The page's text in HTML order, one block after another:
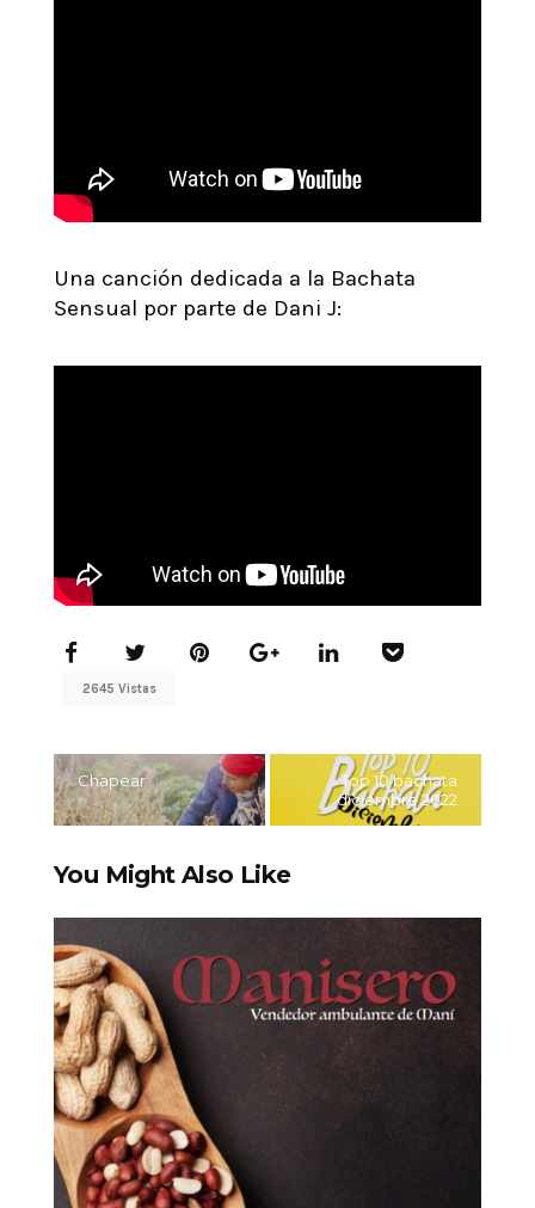
Una canción dedicada a la Bachata
Sensual por parte de Dani J:
2645 Vistas
Chapear
Top 10 bachata
diciembre 2022
You Might Also Like